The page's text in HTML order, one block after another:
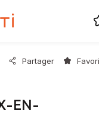
Partager
EN-